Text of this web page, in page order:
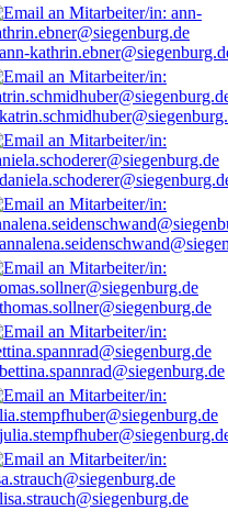
ann-
thomas.sollner@siegenburg.de
bettina.spannrad@siegenburg.de
lisa.strauch@siegenburg.de